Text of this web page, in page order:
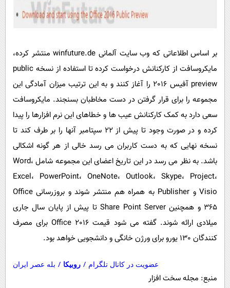
بر اساس اطلاعاتی که وب سایت آلمانی winfuture.de منتشر کرده،
مایکروسافت از کارکنانش درخواست کرده تا استفاده از نسخه public
preview آفیس 2016 را آغاز کنند و به این ترتیب میزان آمادگی این
مجموعه را برای قرار گرفتن در دست مخاطبان بسنجند. مایکروسافت
سعی دارد به کمک کارکنانش عیب ها و خطاهای این نرم افزارها را پیدا
کرده و در صورت وجود تا پیش از 22 سپتامبر آنها را بر طرف کند تا
نسخه نهایی که به دست کاربران می رسد خالی از هر گونه اشکالی
باشد. به نظر می رسد در این تاریخ اعضای این مجموعه شامل Word،
Excel، PowerPoint، OneNote، Outlook، Skype، Project،
Visio و Publisher به همراه هم منتشر شوند و بروزرسانی Office
365 و همچنین Share Point Server تا پیش از پایان سال جاری
میلادی ارائه شوند. گفته می شود قیمت Office 2016 برای مصرف
کنندگان 130 یورو برای ورژن خانگی و دانشجویی خواهد بود.
عضویت در کانال تلگرام / روبیکا / بله عصر ایران
منبع: مجله سخت افزار